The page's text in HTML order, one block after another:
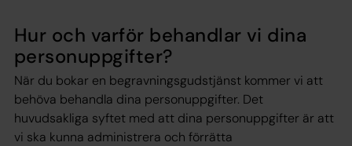
Hur och varför behandlar vi dina
personuppgifter?
När du bokar en begravningsgudstjänst kommer vi att
behöva behandla dina personuppgifter. Det
huvudsakliga syftet med att dina personuppgifter är att
vi ska kunna administrera och förrätta